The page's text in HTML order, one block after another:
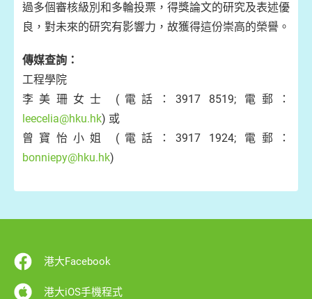
過多個審核級別和多輪投票，得獎論文的研究及表述優
良，對未來的研究有影響力，故獲得這份崇高的榮譽。
傳媒查詢：
工程學院
李美珊女士 (電話：3917 8519; 電郵：
leecelia@hku.hk) 或
曾寶怡小姐 (電話：3917 1924; 電郵：
bonniepy@hku.hk)
港大Facebook
港大iOS手機程式